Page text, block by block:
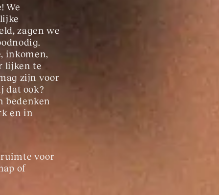
We
zagen we
inkomen,
lijken te
zijn voor
dat ook?
bedenken
en in
ruimte voor
of